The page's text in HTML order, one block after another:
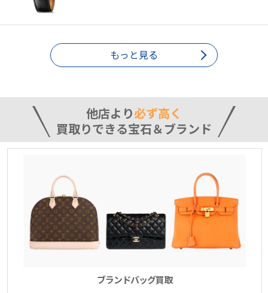
もっと見る
他店より必ず高く
買取りできる宝石＆ブランド
ブランドバッグ買取